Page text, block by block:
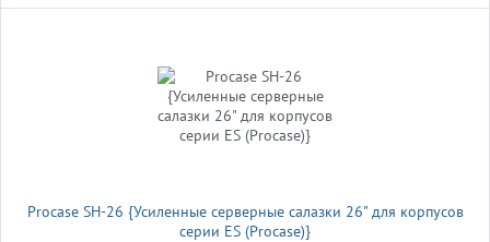
Procase SH-26 {Усиленные серверные салазки 26" для корпусов
серии ES (Procase)}